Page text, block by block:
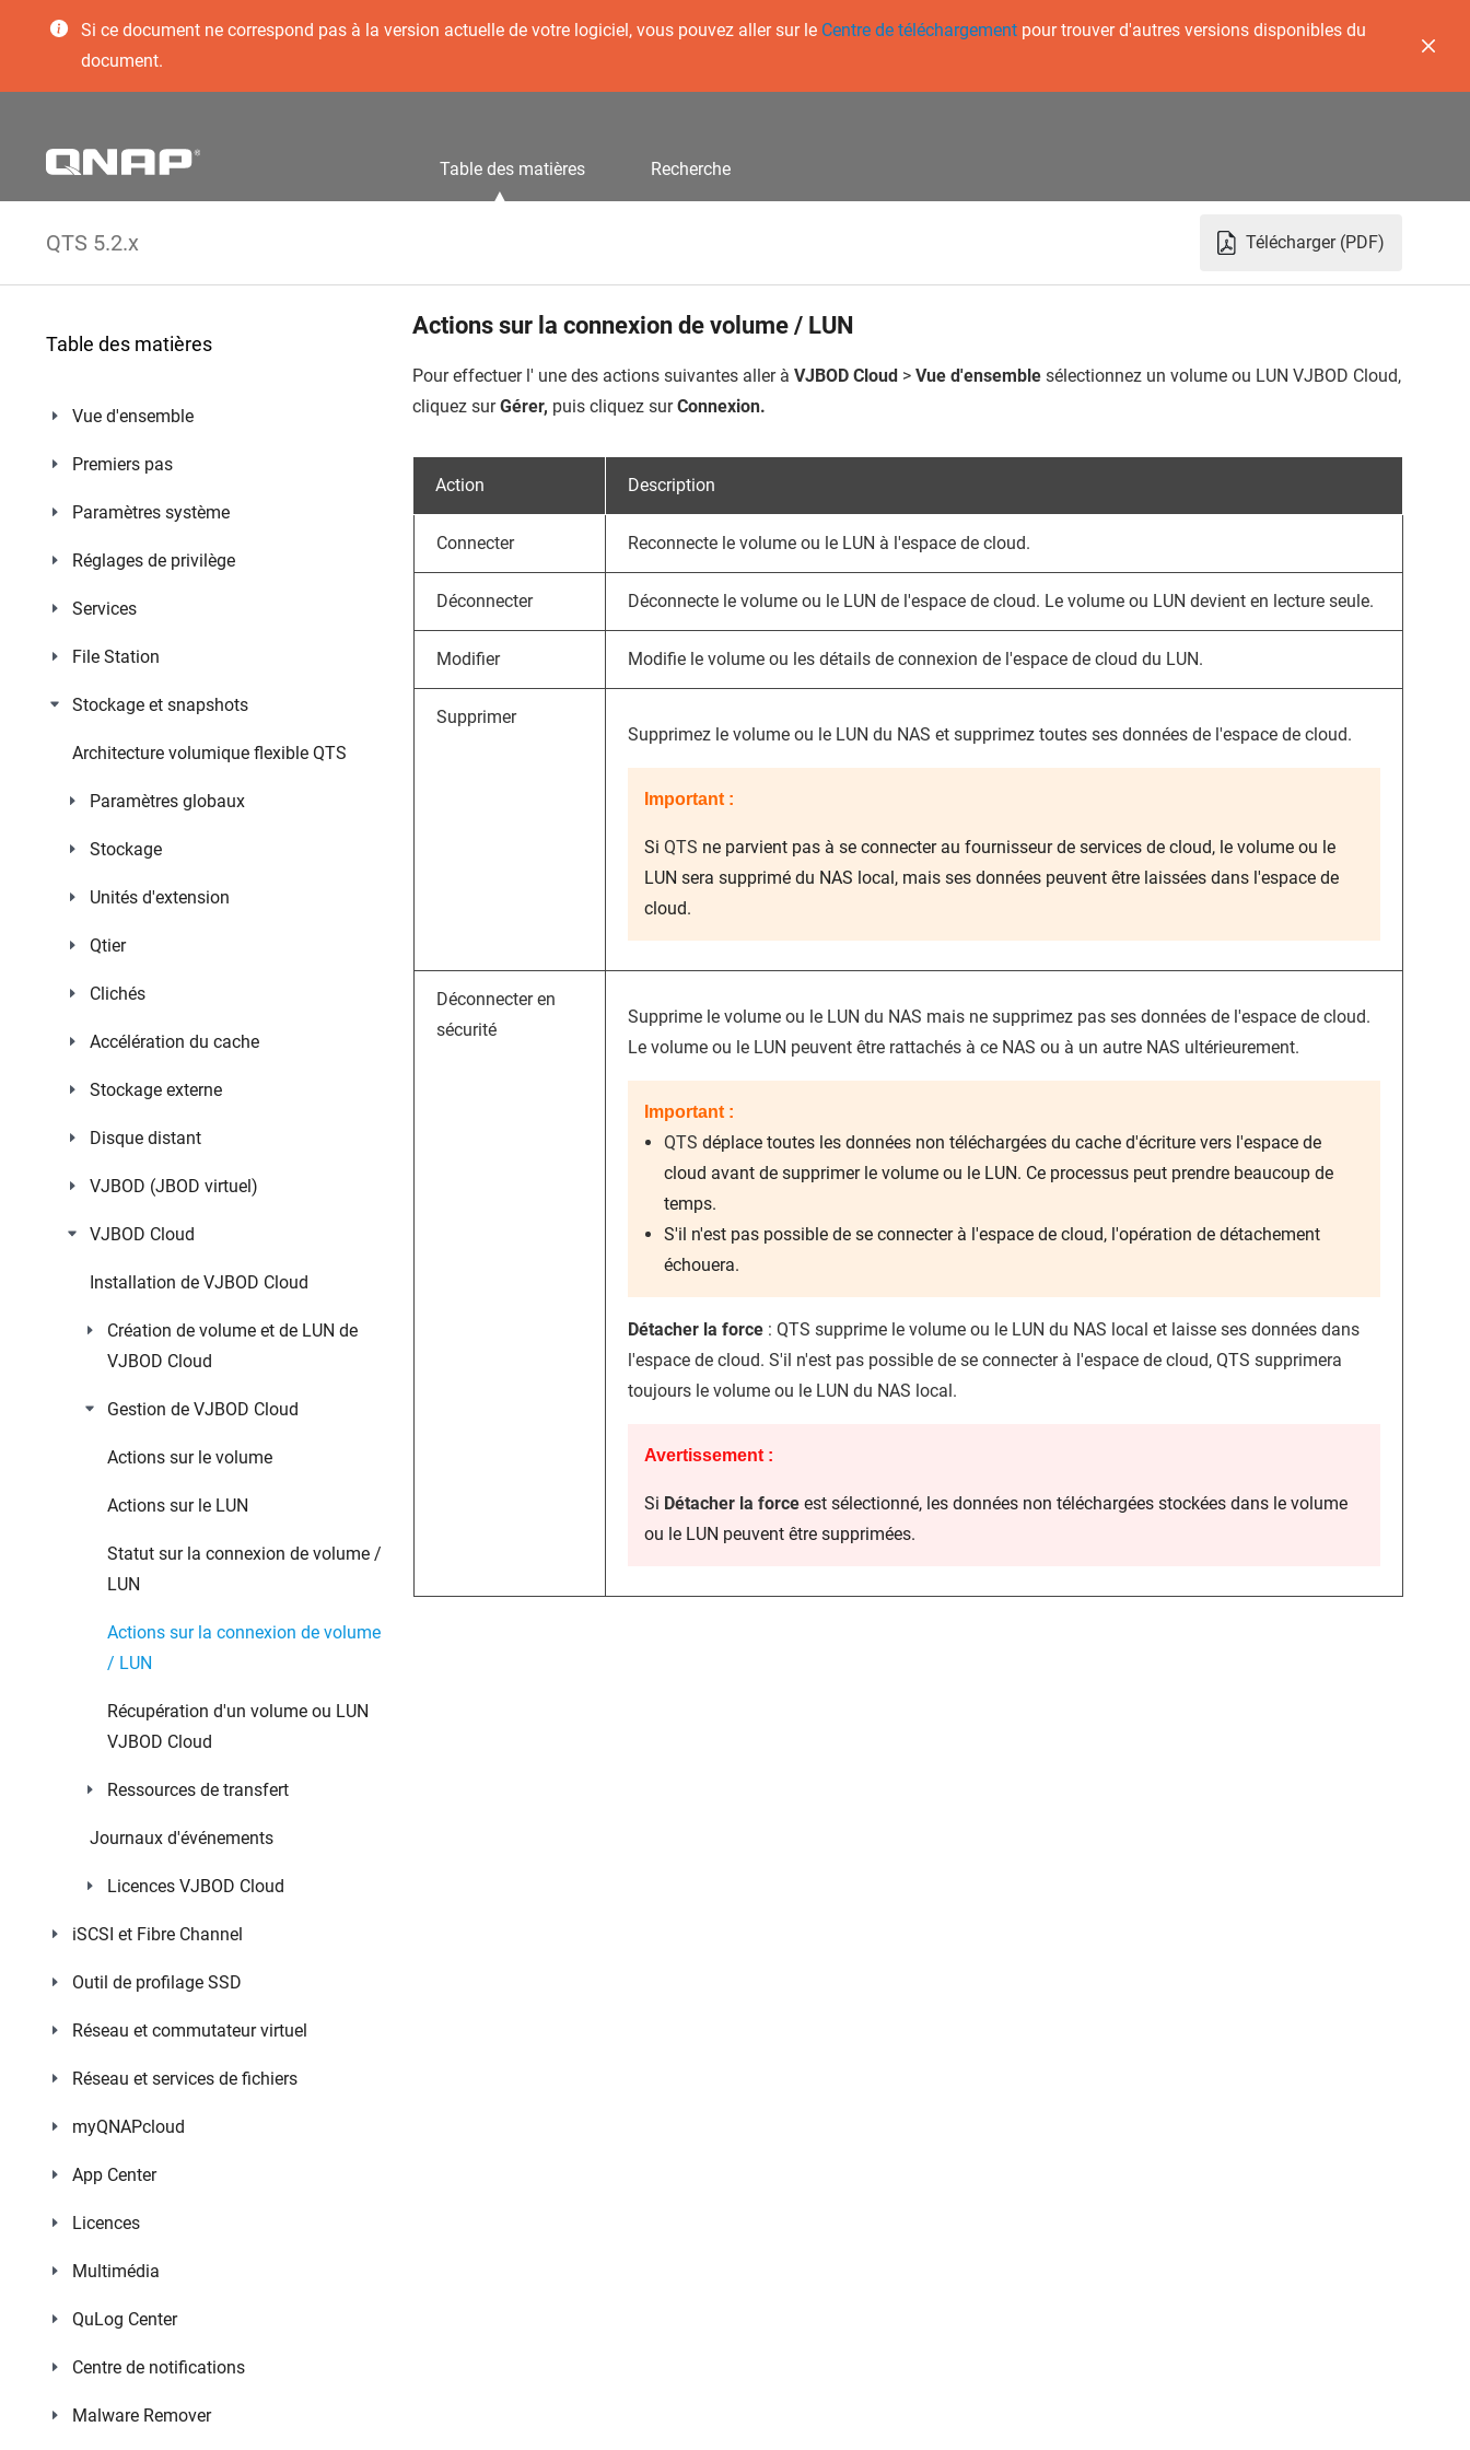
Si ce document ne correspond pas à la version actuelle de votre logiciel, vous pouvez aller sur le Centre de téléchargementpour trouver d'autres versions disponibles du
document.
Table des matières Recherche
QTS 5.2.x Télécharger (PDF)
Table des matières
Vue d'ensemble
Premiers pas
Paramètres système
Réglages de privilège
Services
File Station
Stockage et snapshots
Architecture volumique flexible QTS
Paramètres globaux
Stockage
Unités d'extension
Qtier
Clichés
Accélération du cache
Stockage externe
Disque distant
VJBOD (JBOD virtuel)
VJBOD Cloud
Installation de VJBOD Cloud
Création de volume et de LUN de
VJBOD Cloud
Gestion de VJBOD Cloud
Actions sur le volume
Actions sur le LUN
Statut sur la connexion de volume /
LUN
Actions sur la connexion de volume
/ LUN
Récupération d'un volume ou LUN
VJBOD Cloud
Ressources de transfert
Journaux d'événements
Licences VJBOD Cloud
iSCSI et Fibre Channel
Outil de profilage SSD
Réseau et commutateur virtuel
Réseau et services de fichiers
myQNAPcloud
App Center
Licences
Multimédia
QuLog Center
Centre de notifications
Malware Remover
Actions sur la connexion de volume / LUN
Pour effectuer l' une des actions suivantes aller à VJBOD Cloud > Vue d'ensemble sélectionnez un volume ou LUN VJBOD Cloud,
cliquez surGérer, puis cliquez surConnexion.
Action Description
Connecter Reconnecte le volume ou le LUN à l'espace de cloud.
Déconnecter Déconnecte le volume ou le LUN de l'espace de cloud. Le volume ou LUN devient en lecture seule.
Modifier Modifie le volume ou les détails de connexion de l'espace de cloud du LUN.
Supprimer
Supprimez le volume ou le LUN du NAS et supprimez toutes ses données de l'espace de cloud.
Important :
Si QTS ne parvient pas à se connecter au fournisseur de services de cloud, le volume ou le
LUN sera supprimé du NAS local, mais ses données peuvent être laissées dans l'espace de
cloud.
Déconnecter en
sécurité
Supprime le volume ou le LUN du NAS mais ne supprimez pas ses données de l'espace de cloud.
Le volume ou le LUN peuvent être rattachés à ce NAS ou à un autre NAS ultérieurement.
Important :
QTS déplace toutes les données non téléchargées du cache d'écriture vers l'espace de
cloud avant de supprimer le volume ou le LUN. Ce processus peut prendre beaucoup de
temps.
S'il n'est pas possible de se connecter à l'espace de cloud, l'opération de détachement
échouera.
Détacher la force : QTS supprime le volume ou le LUN du NAS local et laisse ses données dans
l'espace de cloud. S'il n'est pas possible de se connecter à l'espace de cloud, QTS supprimera
toujours le volume ou le LUN du NAS local.
Avertissement :
Si Détacher la force est sélectionné, les données non téléchargées stockées dans le volume
ou le LUN peuvent être supprimées.